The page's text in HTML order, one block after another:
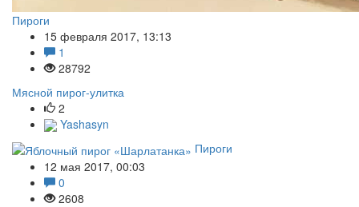
Пироги
15 февраля 2017, 13:13
1
28792
Мясной пирог-улитка
2
Yashasyn
Пироги
12 мая 2017, 00:03
0
2608